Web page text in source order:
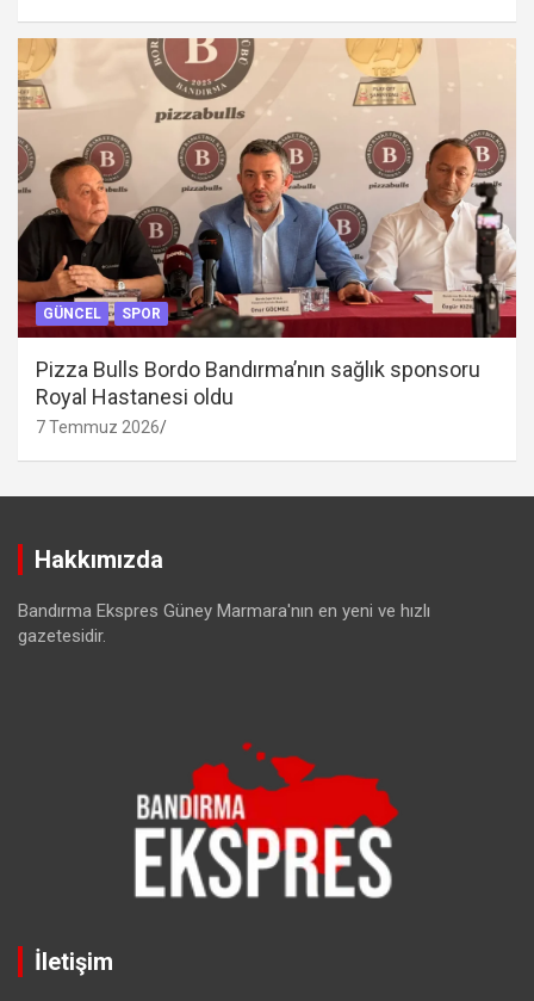
GÜNCEL SPOR
Pizza Bulls Bordo Bandırma’nın sağlık sponsoru
Royal Hastanesi oldu
7 Temmuz 2026
Hakkımızda
Bandırma Ekspres Güney Marmara'nın en yeni ve hızlı
gazetesidir.
İletişim